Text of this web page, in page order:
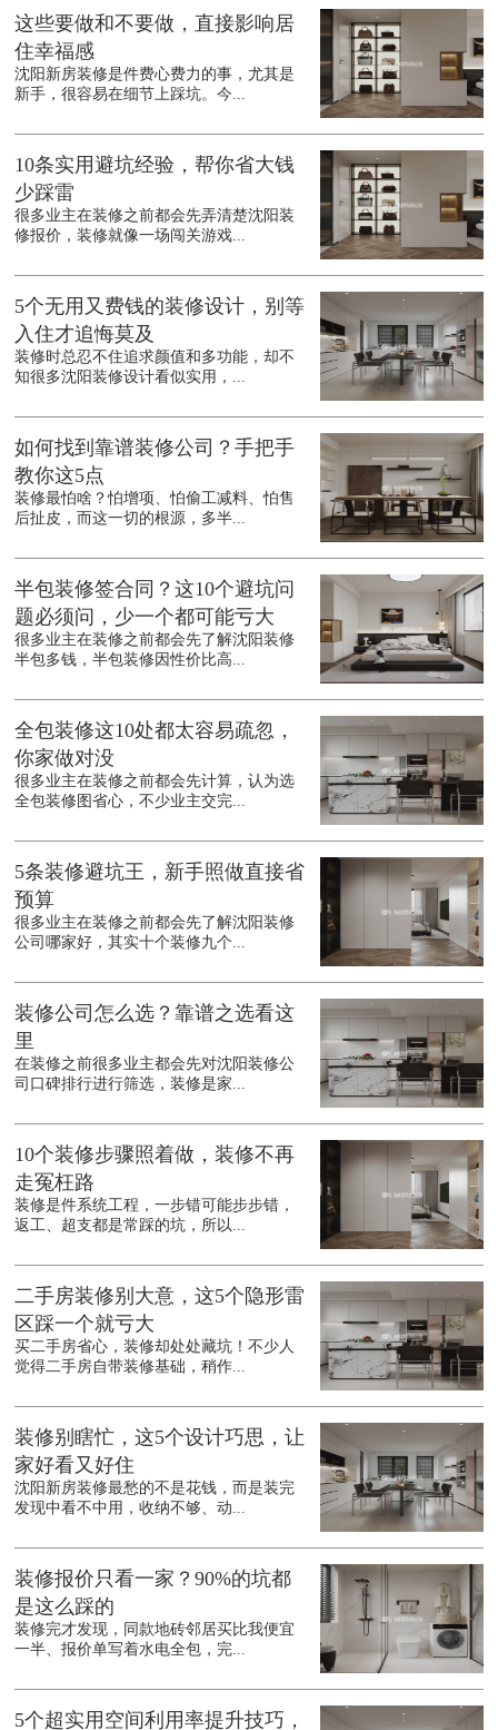
这些要做和不要做，直接影响居
住幸福感
沈阳新房装修是件费心费力的事，尤其是
新手，很容易在细节上踩坑。今...
10条实用避坑经验，帮你省大钱
少踩雷
很多业主在装修之前都会先弄清楚沈阳装
修报价，装修就像一场闯关游戏...
5个无用又费钱的装修设计，别等
入住才追悔莫及
装修时总忍不住追求颜值和多功能，却不
知很多沈阳装修设计看似实用，...
如何找到靠谱装修公司？手把手
教你这5点
装修最怕啥？怕增项、怕偷工减料、怕售
后扯皮，而这一切的根源，多半...
半包装修签合同？这10个避坑问
题必须问，少一个都可能亏大
很多业主在装修之前都会先了解沈阳装修
半包多钱，半包装修因性价比高...
全包装修这10处都太容易疏忽，
你家做对没
很多业主在装修之前都会先计算，认为选
全包装修图省心，不少业主交完...
5条装修避坑王，新手照做直接省
预算
很多业主在装修之前都会先了解沈阳装修
公司哪家好，其实十个装修九个...
装修公司怎么选？靠谱之选看这
里
在装修之前很多业主都会先对沈阳装修公
司口碑排行进行筛选，装修是家...
10个装修步骤照着做，装修不再
走冤枉路
装修是件系统工程，一步错可能步步错，
返工、超支都是常踩的坑，所以...
二手房装修别大意，这5个隐形雷
区踩一个就亏大
买二手房省心，装修却处处藏坑！不少人
觉得二手房自带装修基础，稍作...
装修别瞎忙，这5个设计巧思，让
家好看又好住
沈阳新房装修最愁的不是花钱，而是装完
发现中看不中用，收纳不够、动...
装修报价只看一家？90%的坑都
是这么踩的
装修完才发现，同款地砖邻居买比我便宜
一半、报价单写着水电全包，完...
5个超实用空间利用率提升技巧，